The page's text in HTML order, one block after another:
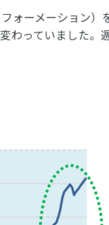
ォーメーション）
わっていました。